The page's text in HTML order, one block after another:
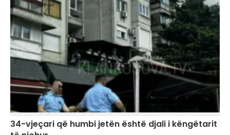
34-vjeçari që humbi jetën është djali i këngëtarit